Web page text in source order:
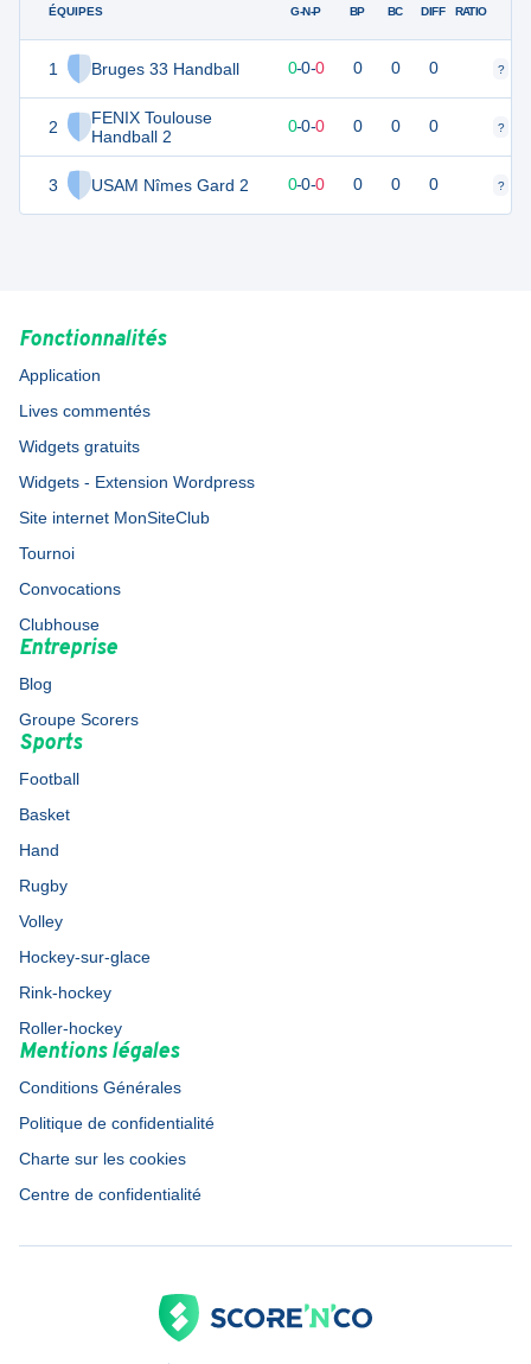
ÉQUIPES
1 Bruges 33 Handball
2
FENIX Toulouse
Handball 2
3 USAM Nîmes Gard 2
G-N-P BP BC DIFF RATIO
0 0-0-0 0 0 0 ?
0-0-0 0 0 0 ?
0 0-0-0 0 0 0 ?
Fonctionnalités
Application
Lives commentés
Widgets gratuits
Widgets - Extension Wordpress
Site internet MonSiteClub
Tournoi
Convocations
Clubhouse
Entreprise
Blog
Groupe Scorers
Sports
Football
Basket
Hand
Rugby
Volley
Hockey-sur-glace
Rink-hockey
Roller-hockey
Mentions légales
Conditions Générales
Politique de confidentialité
Charte sur les cookies
Centre de confidentialité